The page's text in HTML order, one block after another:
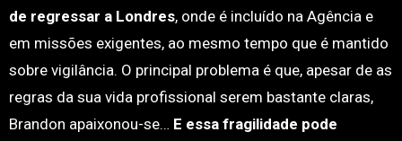
de regressar a Londres, onde é incluído na Agência e
em missões exigentes, ao mesmo tempo que é mantido
sobre vigilância. O principal problema é que, apesar de as
regras da sua vida profissional serem bastante claras,
Brandon apaixonou-se… E essa fragilidade pode